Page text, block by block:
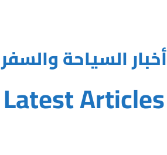
أخبار السياحة والسفر
Latest Articles